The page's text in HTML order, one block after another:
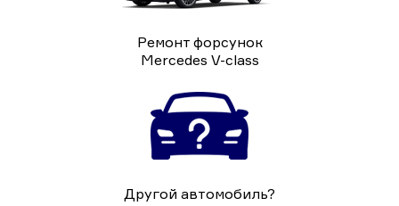
Ремонт форсунок
Mercedes V-class
Другой автомобиль?